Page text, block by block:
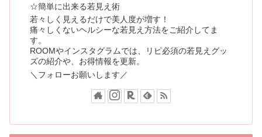
☆簡単に出来る若見え術
若々しく見えるだけで美人度が増す！
痛々しくないヘルシーな若見え方法をご紹介してま
す。
ROOMやインスタグラムでは、リピ必須の若見えグッ
ズの紹介や、お得情報を更新。
＼フォローお願いします／